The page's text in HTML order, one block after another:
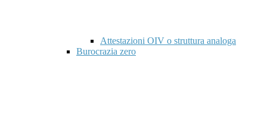
Attestazioni OIV o struttura analoga
Burocrazia zero